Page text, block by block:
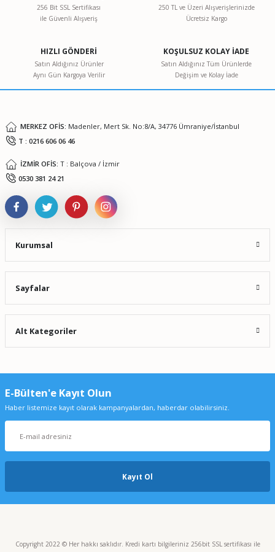
256 Bit SSL Sertifikası
ile Güvenli Alışveriş
250 TL ve Üzeri Alışverişlerinizde
Ücretsiz Kargo
HIZLI GÖNDERİ
Satın Aldığınız Ürünler
Aynı Gün Kargoya Verilir
KOŞULSUZ KOLAY İADE
Satın Aldığınız Tüm Ürünlerde
Değişim ve Kolay İade
MERKEZ OFİS: Madenler, Mert Sk. No:8/A, 34776 Ümraniye/İstanbul
T : 0216 606 06 46
İZMİR OFİS: T : Balçova / İzmir
0530 381 24 21
Kurumsal
Sayfalar
Alt Kategoriler
E-Bülten'e Kayıt Olun
Haber listemize kayıt olarak kampanyalardan, haberdar olabilirsiniz.
Kayıt Ol
Copyright 2022 © Her hakkı saklıdır. Kredi kartı bilgileriniz 256bit SSL sertifikası ile